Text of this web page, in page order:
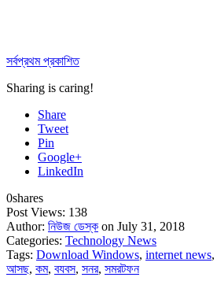
সর্বপ্রথম প্রকাশিত
Sharing is caring!
Share
Tweet
Pin
Google+
LinkedIn
0shares
Post Views: 138
Author: নিউজ ডেস্ক on July 31, 2018
Categories: Technology News
Tags: Download Windows, internet news,
আসছ, কম, বযবস, সনর, সমরটফন